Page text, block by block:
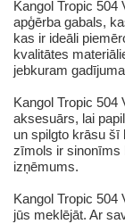
Kangol Tropic 504
apģērba gabals,
kas ir ideāli
kvalitātes
jebkuram
Kangol Tropic 504
aksesuārs, lai
un spilgto krāsu šī
zīmols ir sinonīms
izņēmums.
Kangol Tropic 504
jūs meklējāt. Ar